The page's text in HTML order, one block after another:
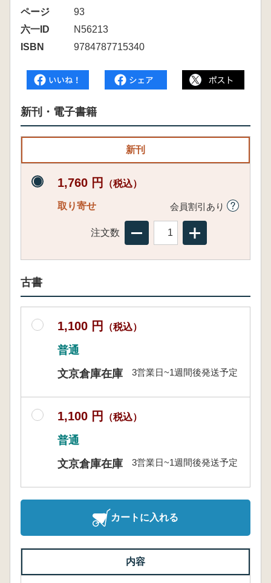
ページ
93
六一ID
N56213
ISBN
9784787715340
新刊・電子書籍
新刊
1,760 円 （税込）
取り寄せ 会員割引あり
注文数
古書
1,100 円 （税込）
普通
文京倉庫在庫
3営業日~1週間後発送予定
1,100 円 （税込）
普通
文京倉庫在庫
3営業日~1週間後発送予定
カートに入れる
内容